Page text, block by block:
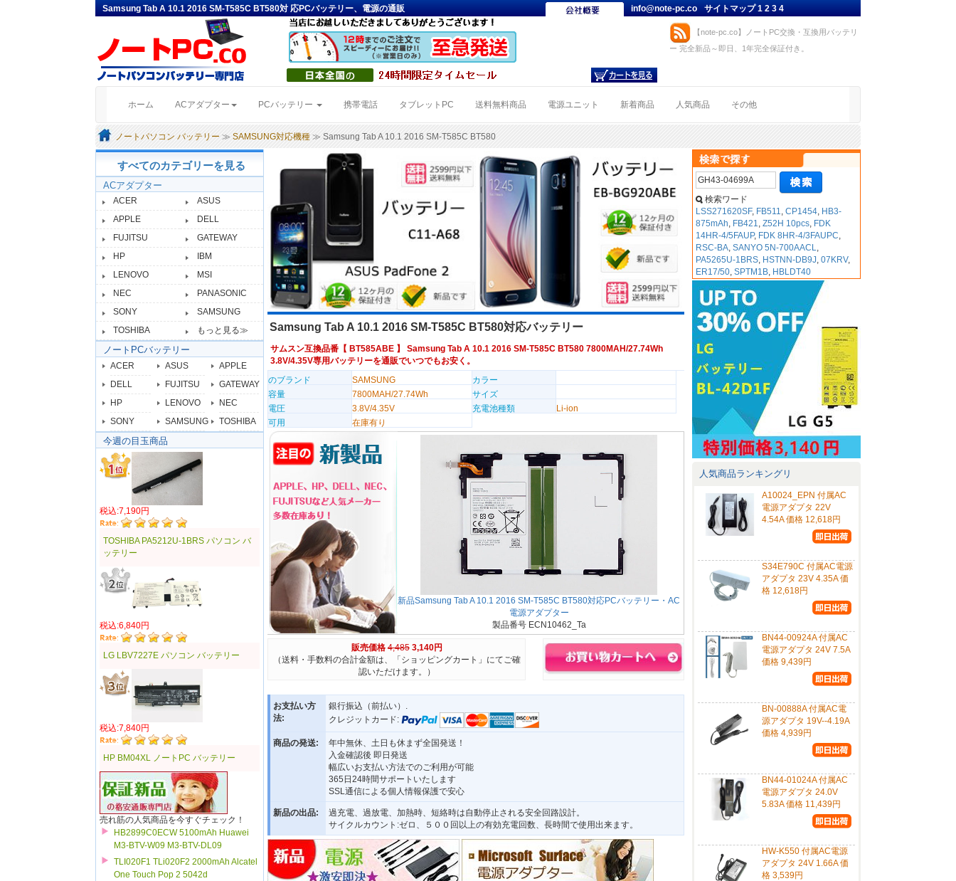
Samsung Tab A 10.1 2016 SM-T585C BT580対 応PCバッテリー、電源の通販 info@note-pc.co サイトマップ1234
【note-pc.co】ノートPC交換・互換用バッテリ
ー 完全新品～即日、1年完全保証付き。
ホーム (current)ACアダプター PCバッテリー 携帯電話 タブレットPC 送料無料商品 電源ユニット 新着商品 人気商品 その他
ノートパソコン バッテリー ≫SAMSUNG対応機種 ≫ Samsung Tab A 10.1 2016 SM-T585C BT580
すべてのカテゴリーを見る
ACアダプター
ACER
ASUS
APPLE
DELL
FUJITSU
GATEWAY
HP
IBM
LENOVO
MSI
NEC
PANASONIC
SONY
SAMSUNG
TOSHIBA
もっと見る≫
ノートPCバッテリー
ACER ASUS
APPLE
DELL
FUJITSU
GATEWAY
HP
LENOVO
NEC
SONY
SAMSUNG TOSHIBA
今週の目玉商品
税込:7,190円
TOSHIBA PA5212U-1BRS パソコン バ
ッテリー
税込:6,840円
LG LBV7227E パソコン バッテリー
税込:7,840円
HP BM04XL ノートPC バッテリー
売れ筋の人気商品を今すぐチェック！
HB2899C0ECW 5100mAh Huawei
M3-BTV-W09 M3-BTV-DL09
TLI020F1 TLi020F2 2000mAh Alcatel
One Touch Pop 2 5042d
Samsung Tab A 10.1 2016 SM-T585C BT580対応バッテリー
サムスン互換品番【 BT585ABE】 Samsung Tab A 10.1 2016 SM-T585C BT580 7800MAH/27.74Wh
3.8V/4.35V専用バッテリーを通販でいつでもお安く。
のブランド
SAMSUNG
カラー
容量
7800MAH/27.74Wh
サイズ
電圧
3.8V/4.35V 充電池種類
Li-ion
可用
在庫有り
新品Samsung Tab A 10.1 2016 SM-T585C BT580対応PCバッテリー・AC
電源アダプター
製品番号 ECN10462_Ta
販売価格 4,485 3,140円
（送料・手数料の合計金額は、「ショッピングカート」にてご確
認いただけます。）
お支払い方
法:
銀行振込（前払い）.
クレジットカード:
商品の発送:
年中無休、土日も休まず全国発送！
入金確認後 即日発送
幅広いお支払い方法でのご利用が可能
365日24時間サポートいたします
SSL通信による個人情報保護で安心
新品の出品:
過充電、過放電、加熱時、短絡時は自動停止される安全回路設計。
サイクルカウント:ゼロ、５００回以上の有効充電回数、長時間で使用出来ます。
検索ワード
LSS271620SF, FB511,CP1454, HB3-
875mAh, FB421,Z52H 10pcs, FDK
14HR-4/5FAUP, FDK 8HR-4/3FAUPC,
RSC-BA,SANYO 5N-700AACL,
PA5265U-1BRS, HSTNN-DB9J,07KRV,
ER17/50,SPTM1B, HBLDT40
人気商品ランキングリ
A10024_EPN 付属AC
電源アダプタ 22V
4.54A 価格 12,618円
S34E790C 付属AC電源
アダプタ 23V 4.35A 価
格 12,618円
BN44-00924A 付属AC
電源アダプタ 24V 7.5A
価格 9,439円
BN-00888A 付属AC電
源アダプタ 19V--4.19A
価格 4,939円
BN44-01024A 付属AC
電源アダプタ 24.0V
5.83A 価格 11,439円
HW-K550 付属AC電源
アダプタ 24V 1.66A 価
格 3,539円